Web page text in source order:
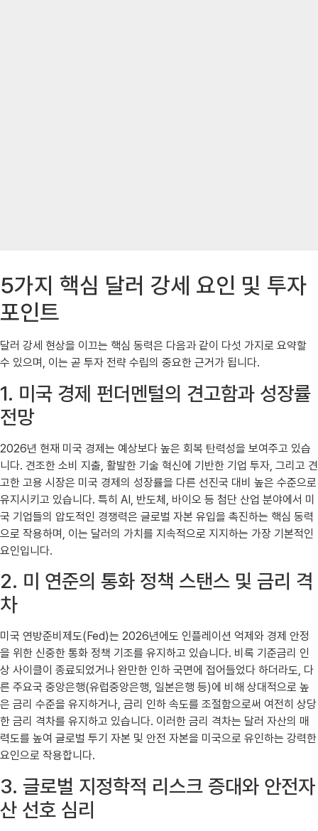
5가지 핵심 달러 강세 요인 및 투자
포인트
달러 강세 현상을 이끄는 핵심 동력은 다음과 같이 다섯 가지로 요약할
수 있으며, 이는 곧 투자 전략 수립의 중요한 근거가 됩니다.
1. 미국 경제 펀더멘털의 견고함과 성장률
전망
2026년 현재 미국 경제는 예상보다 높은 회복 탄력성을 보여주고 있습
니다. 견조한 소비 지출, 활발한 기술 혁신에 기반한 기업 투자, 그리고 견
고한 고용 시장은 미국 경제의 성장률을 다른 선진국 대비 높은 수준으로
유지시키고 있습니다. 특히 AI, 반도체, 바이오 등 첨단 산업 분야에서 미
국 기업들의 압도적인 경쟁력은 글로벌 자본 유입을 촉진하는 핵심 동력
으로 작용하며, 이는 달러의 가치를 지속적으로 지지하는 가장 기본적인
요인입니다.
2. 미 연준의 통화 정책 스탠스 및 금리 격
차
미국 연방준비제도(Fed)는 2026년에도 인플레이션 억제와 경제 안정
을 위한 신중한 통화 정책 기조를 유지하고 있습니다. 비록 기준금리 인
상 사이클이 종료되었거나 완만한 인하 국면에 접어들었다 하더라도, 다
른 주요국 중앙은행(유럽중앙은행, 일본은행 등)에 비해 상대적으로 높
은 금리 수준을 유지하거나, 금리 인하 속도를 조절함으로써 여전히 상당
한 금리 격차를 유지하고 있습니다. 이러한 금리 격차는 달러 자산의 매
력도를 높여 글로벌 투기 자본 및 안전 자본을 미국으로 유인하는 강력한
요인으로 작용합니다.
3. 글로벌 지정학적 리스크 증대와 안전자
산 선호 심리